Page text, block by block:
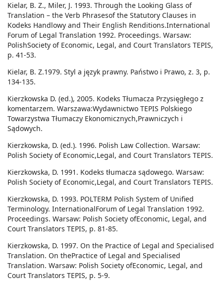
Kielar, B. Z., Miler, J. 1993. Through the Looking Glass of
Translation – the Verb Phrasesof the Statutory Clauses in
Kodeks Handlowy and Their English Renditions.International
Forum of Legal Translation 1992. Proceedings. Warsaw:
PolishSociety of Economic, Legal, and Court Translators TEPIS,
p. 41-53.
Kielar, B. Z.1979. Styl a język prawny. Państwo i Prawo, z. 3, p.
134-135.
Kierzkowska D. (ed.), 2005. Kodeks Tłumacza Przysięgłego z
komentarzem. Warszawa:Wydawnictwo TEPIS Polskiego
Towarzystwa Tłumaczy Ekonomicznych,Prawniczych i
Sądowych.
Kierzkowska, D. (ed.). 1996. Polish Law Collection. Warsaw:
Polish Society of Economic,Legal, and Court Translators TEPIS.
Kierzkowska, D. 1991. Kodeks tłumacza sądowego. Warsaw:
Polish Society of Economic,Legal, and Court Translators TEPIS.
Kierzkowska, D. 1993. POLTERM Polish System of Unified
Terminology. InternationalForum of Legal Translation 1992.
Proceedings. Warsaw: Polish Society ofEconomic, Legal, and
Court Translators TEPIS, p. 81-85.
Kierzkowska, D. 1997. On the Practice of Legal and Specialised
Translation. On thePractice of Legal and Specialised
Translation. Warsaw: Polish Society ofEconomic, Legal, and
Court Translators TEPIS, p. 5-9.